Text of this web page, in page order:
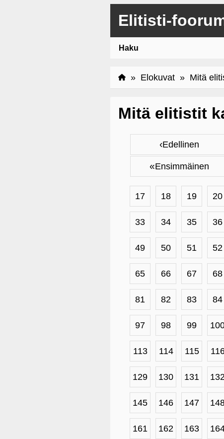
Elitisti-
Haku
» Elokuvat » Mitä
Mitä elitistit
‹Edellinen
«Ensimmäinen
17 18 19 20
33 34 35 36
49 50 51 52
65 66 67 68
81 82 83 84
97 98 99
113 114 115
129 130 131
145 146 147
161 162 163